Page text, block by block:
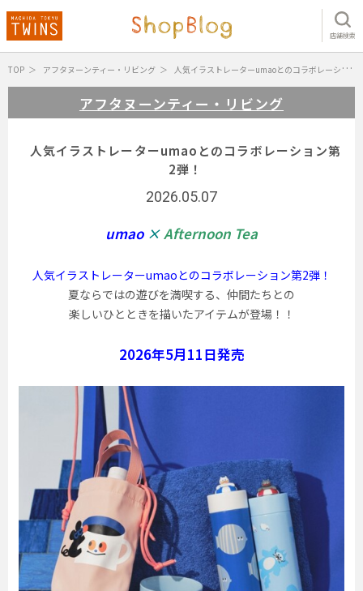
店舗検索
TOP アフタヌーンティー・リビング 人気イラストレーターumaoとのコラボレーション第2弾！
アフタヌーンティー・リビング
人気イラストレーターumaoとのコラボレーション第
2弾！
2026.05.07
umao ×Afternoon Tea
人気イラストレーターumaoとのコラボレーション第2弾！
夏ならではの遊びを満喫する、仲間たちとの
楽しいひとときを描いたアイテムが登場！！
2026年5月11日発売